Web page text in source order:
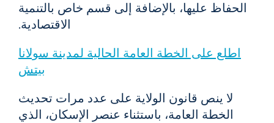
الحفاظ عليها، بالإضافة إلى قسم خاص بالتنمية
الاقتصادية.
اطلع على الخطة العامة الحالية لمدينة سولانا
بيتش
لا ينص قانون الولاية على عدد مرات تحديث
الخطة العامة، باستثناء عنصر الإسكان، الذي